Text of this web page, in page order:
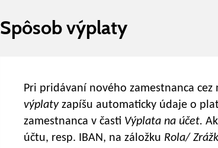
Spôsob výplaty
Pri pridávaní nového zamestnanca
výplaty zapíšu automaticky údaje o
zamestnanca v časti Výplata na účet.
účtu, resp. IBAN, na záložku Rola/